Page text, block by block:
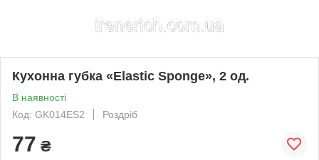
Кухонна губка «Elastic Sponge», 2 од.
В наявності
Код: GK014ES2
Роздріб
77 ₴